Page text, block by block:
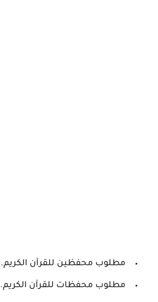
مطلوب محفظين للقرآن الكريم.
مطلوب محفظات للقرآن الكريم.